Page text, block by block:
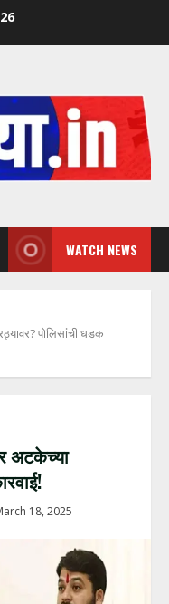
WATCH NEWS
पोलिसांची धडक
अटकेच्या
18, 2025